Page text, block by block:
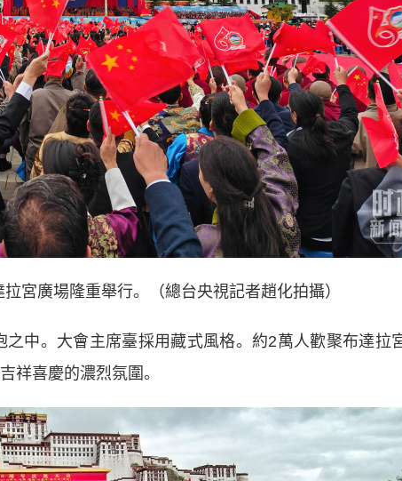
宮廣場隆重舉行。（總台央視記者趙化拍攝）
。大會主席臺採用藏式風格。約2萬人歡聚布達拉宮
祥喜慶的濃烈氛圍。